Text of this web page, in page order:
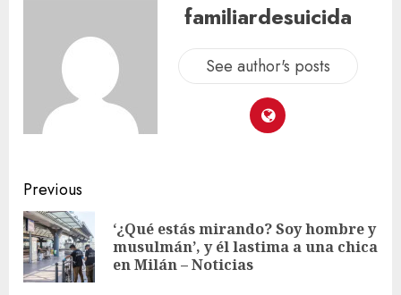
familiardesuicida
See author's posts
Previous
‘¿Qué estás mirando? Soy hombre y
musulmán’, y él lastima a una chica
en Milán – Noticias